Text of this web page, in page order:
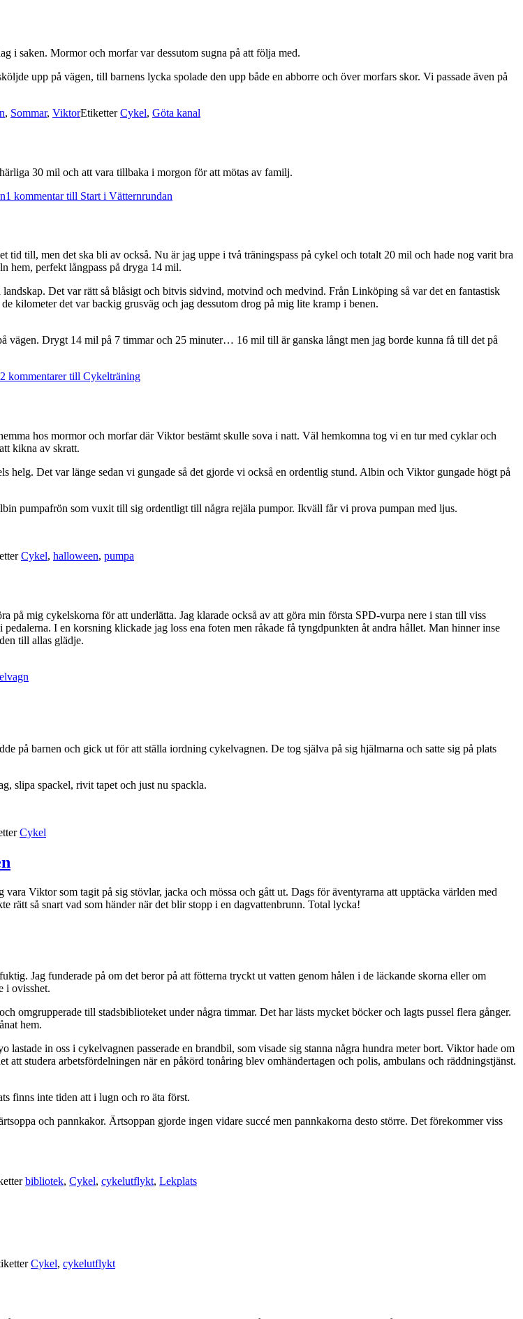
i saken. Mormor och morfar var dessutom sugna på att följa med.
upp på vägen, till barnens lycka spolade den upp både en abborre och över morfars skor. Vi passade även på
, Sommar, ViktorEtiketterCykel, Göta kanal
30 mil och att vara tillbaka i morgon för att mötas av familj.
1 kommentartill Start i Vätternrundan
till, men det ska bli av också. Nu är jag uppe i två träningspass på cykel och totalt 20 mil och hade nog varit bra
hem, perfekt långpass på dryga 14 mil.
Det var rätt så blåsigt och bitvis sidvind, motvind och medvind. Från Linköping så var det en fantastisk
kilometer det var backig grusväg och jag dessutom drog på mig lite kramp i benen.
vägen. Drygt 14 mil på 7 timmar och 25 minuter… 16 mil till är ganska långt men jag borde kunna få till det på
2 kommentarertill Cykelträning
hos mormor och morfar där Viktor bestämt skulle sova i natt. Väl hemkomna tog vi en tur med cyklar och
kikna av skratt.
helg. Det var länge sedan vi gungade så det gjorde vi också en ordentlig stund. Albin och Viktor gungade högt på
pumpafrön som vuxit till sig ordentligt till några rejäla pumpor. Ikväll får vi prova pumpan med ljus.
Cykel, halloween, pumpa
på mig cykelskorna för att underlätta. Jag klarade också av att göra min första SPD-vurpa nere i stan till viss
I en korsning klickade jag loss ena foten men råkade få tyngdpunkten åt andra hållet. Man hinner inse
till allas glädje.
på barnen och gick ut för att ställa iordning cykelvagnen. De tog själva på sig hjälmarna och satte sig på plats
slipa spackel, rivit tapet och just nu spackla.
Cykel
Viktor som tagit på sig stövlar, jacka och mössa och gått ut. Dags för äventyrarna att upptäcka världen med
rätt så snart vad som händer när det blir stopp i en dagvattenbrunn. Total lycka!
Jag funderade på om det beror på att fötterna tryckt ut vatten genom hålen i de läckande skorna eller om
i ovisshet.
omgrupperade till stadsbiblioteket under några timmar. Det har lästs mycket böcker och lagts pussel flera gånger.
hem.
in oss i cykelvagnen passerade en brandbil, som visade sig stanna några hundra meter bort. Viktor hade om
studera arbetsfördelningen när en påkörd tonåring blev omhändertagen och polis, ambulans och räddningstjänst.
finns inte tiden att i lugn och ro äta först.
och pannkakor. Ärtsoppan gjorde ingen vidare succé men pannkakorna desto större. Det förekommer viss
bibliotek, Cykel, cykelutflykt, Lekplats
Cykel, cykelutflykt